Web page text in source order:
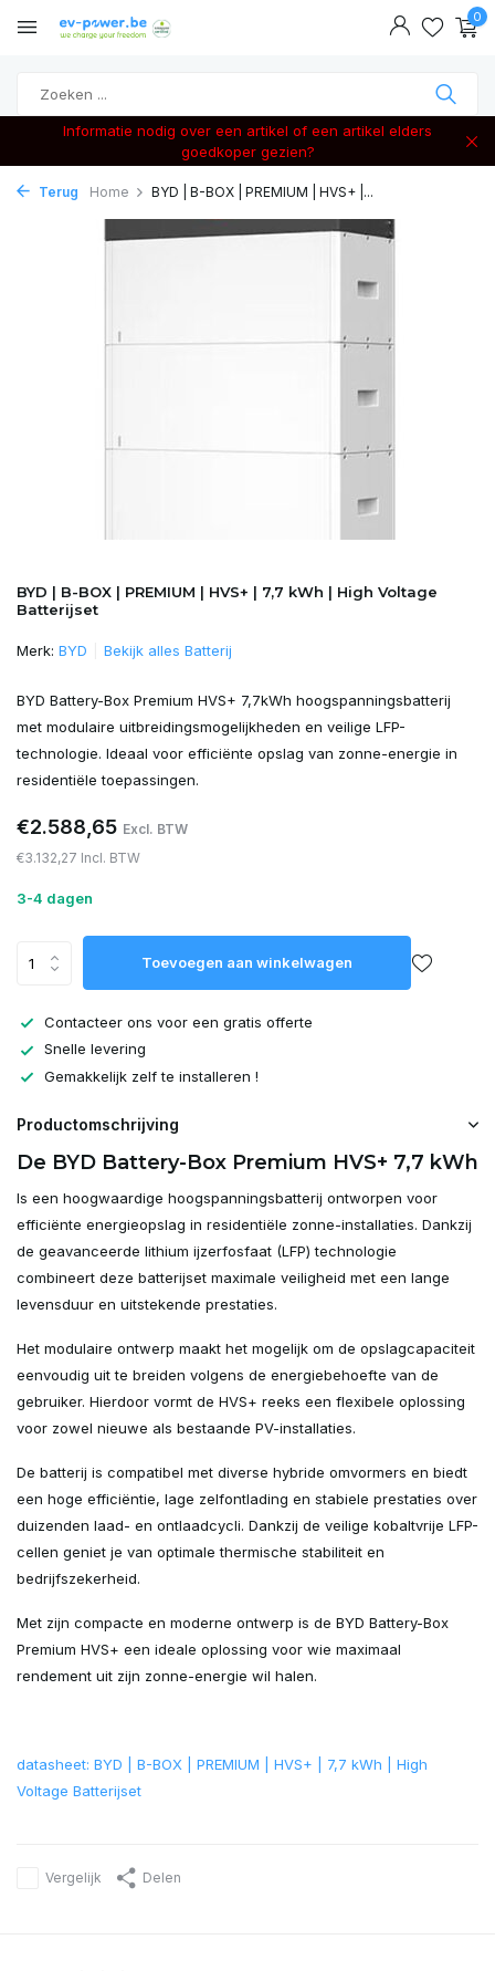
0
Informatie nodig over een artikel of een artikel elders
goedkoper gezien?
Terug Home BYD | B-BOX | PREMIUM | HVS+ |...
BYD | B-BOX | PREMIUM | HVS+ | 7,7 kWh | High Voltage
Batterijset
Merk: BYD Bekijk alles Batterij
BYD Battery-Box Premium HVS+ 7,7kWh hoogspanningsbatterij
met modulaire uitbreidingsmogelijkheden en veilige LFP-
technologie. Ideaal voor efficiënte opslag van zonne-energie in
residentiële toepassingen.
€2.588,65 Excl. BTW
€3.132,27 Incl. BTW
3-4 dagen
Toevoegen aan winkelwagen
Contacteer ons voor een gratis offerte
Snelle levering
Gemakkelijk zelf te installeren !
Productomschrijving
De BYD Battery-Box Premium HVS+ 7,7 kWh
Is een hoogwaardige hoogspanningsbatterij ontworpen voor
efficiënte energieopslag in residentiële zonne-installaties. Dankzij
de geavanceerde lithium ijzerfosfaat (LFP) technologie
combineert deze batterijset maximale veiligheid met een lange
levensduur en uitstekende prestaties.
Het modulaire ontwerp maakt het mogelijk om de opslagcapaciteit
eenvoudig uit te breiden volgens de energiebehoefte van de
gebruiker. Hierdoor vormt de HVS+ reeks een flexibele oplossing
voor zowel nieuwe als bestaande PV-installaties.
De batterij is compatibel met diverse hybride omvormers en biedt
een hoge efficiëntie, lage zelfontlading en stabiele prestaties over
duizenden laad- en ontlaadcycli. Dankzij de veilige kobaltvrije LFP-
cellen geniet je van optimale thermische stabiliteit en
bedrijfszekerheid.
Met zijn compacte en moderne ontwerp is de BYD Battery-Box
Premium HVS+ een ideale oplossing voor wie maximaal
rendement uit zijn zonne-energie wil halen.
datasheet: BYD | B-BOX | PREMIUM | HVS+ | 7,7 kWh | High
Voltage Batterijset
Vergelijk Delen